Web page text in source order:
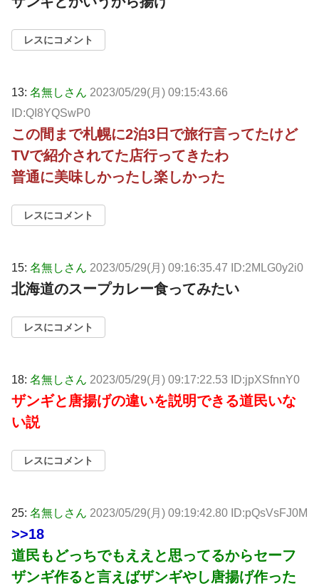
レスにコメント
13: 名無しさん 2023/05/29(月) 09:15:43.66
ID:QI8YQSwP0
この間まで札幌に2泊3日で旅行言ってたけど
TVで紹介されてた店行ってきたわ
普通に美味しかったし楽しかった
レスにコメント
15: 名無しさん 2023/05/29(月) 09:16:35.47 ID:2MLG0y2i0
北海道のスープカレー食ってみたい
レスにコメント
18: 名無しさん 2023/05/29(月) 09:17:22.53 ID:jpXSfnnY0
ザンギと唐揚げの違いを説明できる道民いな
い説
レスにコメント
25: 名無しさん 2023/05/29(月) 09:19:42.80 ID:pQsVsFJ0M
>>18
道民もどっちでもええと思ってるからセーフ
ザンギ作ると言えばザンギやし唐揚げ作った